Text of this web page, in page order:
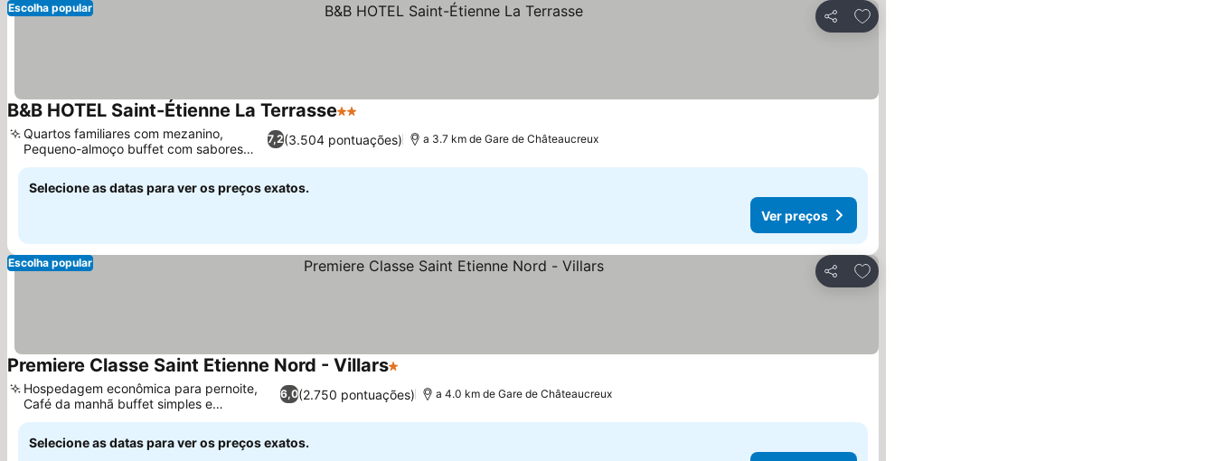
Partilhar
Adicionar aos favoritos
Escolha popular
B&B HOTEL Saint-Étienne La Terrasse2 Estrelas
7,2(3.504 pontuações)
Quartos familiares com mezanino,
Pequeno-almoço buffet com sabores
locais
a 3.7 km de Gare de Châteaucreux
Selecione as datas para ver os preços exatos.
Ver preços
Partilhar
Adicionar aos favoritos
Escolha popular
Premiere Classe Saint Etienne Nord - Villars1 Estrelas
6,0(2.750 pontuações)
Hospedagem econômica para pernoite,
Café da manhã buffet simples e
satisfatório
a 4.0 km de Gare de Châteaucreux
Selecione as datas para ver os preços exatos.